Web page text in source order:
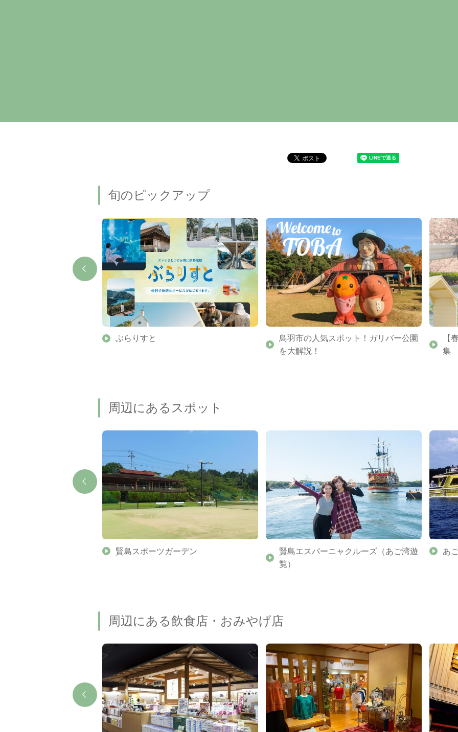
旬のピックアップ
ぶらりすと
鳥羽市の人気スポット！ガリバー公園
を大解説！
【
集
周辺にあるスポット
賢島スポーツガーデン
賢島エスパーニャクルーズ（あご湾遊
覧）
あ
周辺にある飲食店・おみやげ店